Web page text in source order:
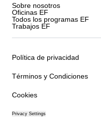
Sobre nosotros
Oficinas EF
Todos los programas EF
Trabajos EF
Política de privacidad
Términos y Condiciones
Cookies
Privacy Settings